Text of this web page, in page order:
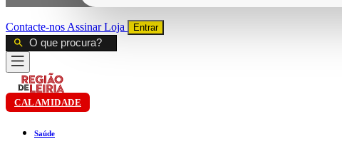
Contacte-nos AssinarLoja Entrar
CALAMIDADE
Saúde